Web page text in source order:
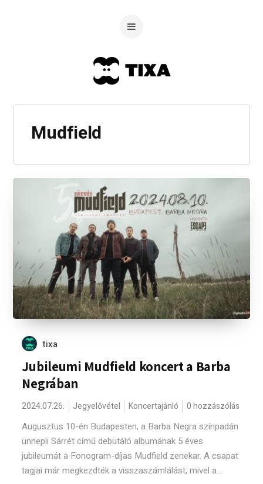
Mudfield
tixa
Jubileumi Mudfield koncert a Barba
Negrában
2024.07.26. Jegyelővétel Koncertajánló 0 hozzászólás
Augusztus 10-én Budapesten, a Barba Negra színpadán
ünnepli Sárrét című debütáló albumának 5 éves
jubileumát a Fonogram-díjas Mudfield zenekar. A csapat
tagjai már megkezdték a visszaszámlálást, mivel a...